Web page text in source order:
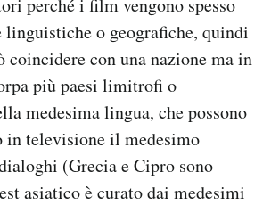
linguistiche o geografiche, quindi
con una nazione ma in
più paesi limitrofi o
medesima lingua, che possono
in televisione il medesimo
(Grecia e Cipro sono
asiatico è curato dai medesimi